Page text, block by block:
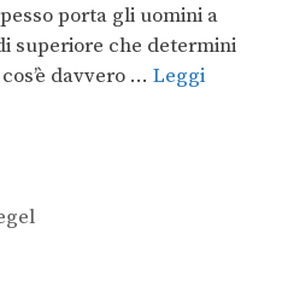
porta gli uomini a
superiore che determini
davvero … Leggi